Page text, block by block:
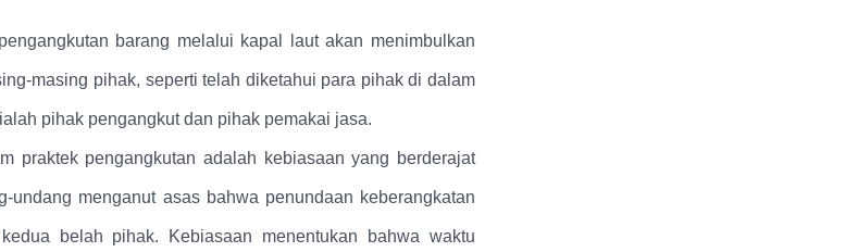
barang melalui kapal laut akan menimbulkan
masing pihak, seperti telah diketahui para pihak di dalam
pihak pengangkut dan pihak pemakai jasa.
praktek pengangkutan adalah kebiasaan yang berderajat
undang menganut asas bahwa penundaan keberangkatan
belah pihak. Kebiasaan menentukan bahwa waktu